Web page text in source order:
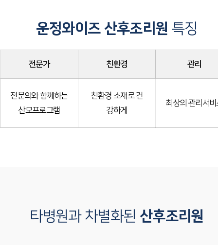
운정와이즈 산후조리원 특징
전문가 친환경 관리
전문의와 함께하는
산모프로그램
친환경 소재로 건
강하게
최상의 관리서비
타병원과 차별화된 산후조리원